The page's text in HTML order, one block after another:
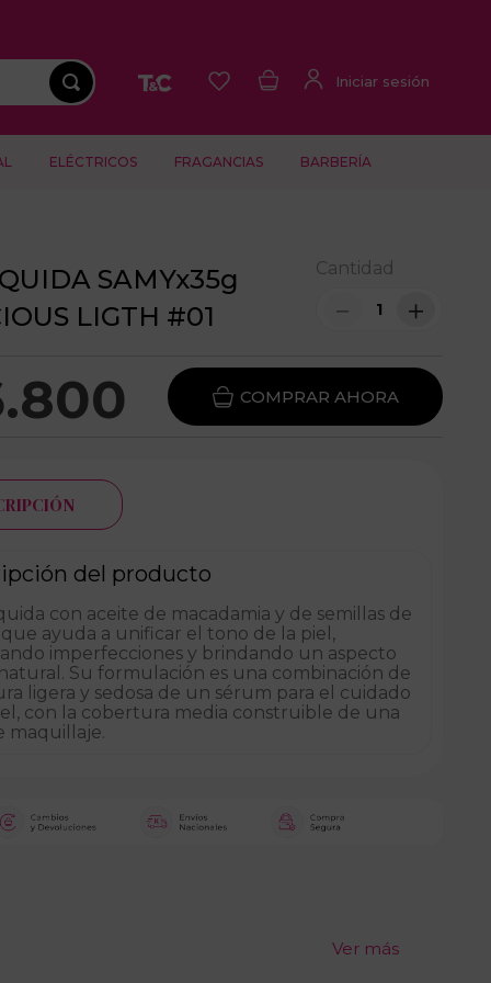
ELÉCTRICOS FRAGANCIAS BARBERÍA
SAMYx35g
LIGTH #01
Cantidad
＋
－
.800
del producto
con aceite de macadamia y de semillas de
ayuda a unificar el tono de la piel,
imperfecciones y brindando un aspecto
Su formulación es una combinación de
ligera y sedosa de un sérum para el cuidado
con la cobertura media construible de una
maquillaje.
Ver más